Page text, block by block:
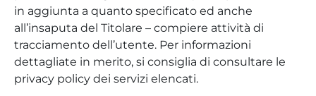
in aggiunta a quanto specificato ed anche
all’insaputa del Titolare – compiere attività di
tracciamento dell’utente. Per informazioni
dettagliate in merito, si consiglia di consultare le
privacy policy dei servizi elencati.